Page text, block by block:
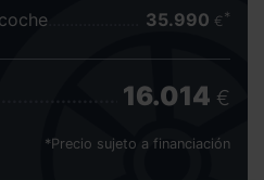
35.990 €
16.014 €
*Precio sujeto a financiación